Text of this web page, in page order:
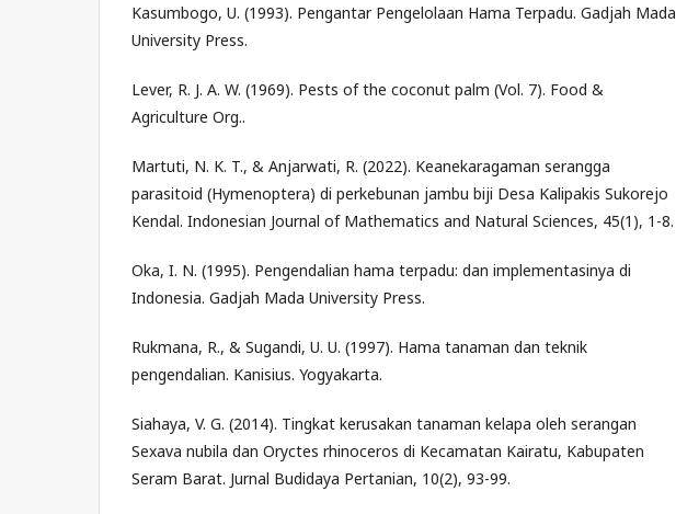
Kasumbogo, U. (1993). Pengantar Pengelolaan Hama Terpadu. Gadjah Mada
University Press.
Lever, R. J. A. W. (1969). Pests of the coconut palm (Vol. 7). Food &
Agriculture Org..
Martuti, N. K. T., & Anjarwati, R. (2022). Keanekaragaman serangga
parasitoid (Hymenoptera) di perkebunan jambu biji Desa Kalipakis Sukorejo
Kendal. Indonesian Journal of Mathematics and Natural Sciences, 45(1), 1-8.
Oka, I. N. (1995). Pengendalian hama terpadu: dan implementasinya di
Indonesia. Gadjah Mada University Press.
Rukmana, R., & Sugandi, U. U. (1997). Hama tanaman dan teknik
pengendalian. Kanisius. Yogyakarta.
Siahaya, V. G. (2014). Tingkat kerusakan tanaman kelapa oleh serangan
Sexava nubila dan Oryctes rhinoceros di Kecamatan Kairatu, Kabupaten
Seram Barat. Jurnal Budidaya Pertanian, 10(2), 93-99.